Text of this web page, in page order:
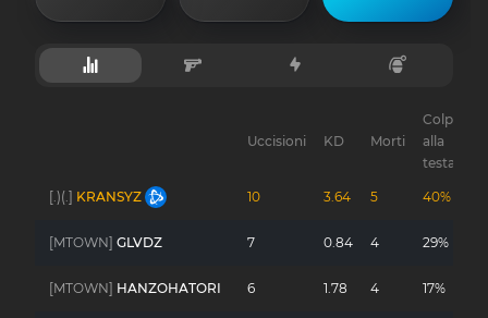
Uccisioni KD Morti
Colpi
alla
testa
[.)(.] KRANSYZ 10 3.64 5 40%
[MTOWN] GLVDZ 7 0.84 4 29%
[MTOWN] HANZOHATORI 6 1.78 4 17%